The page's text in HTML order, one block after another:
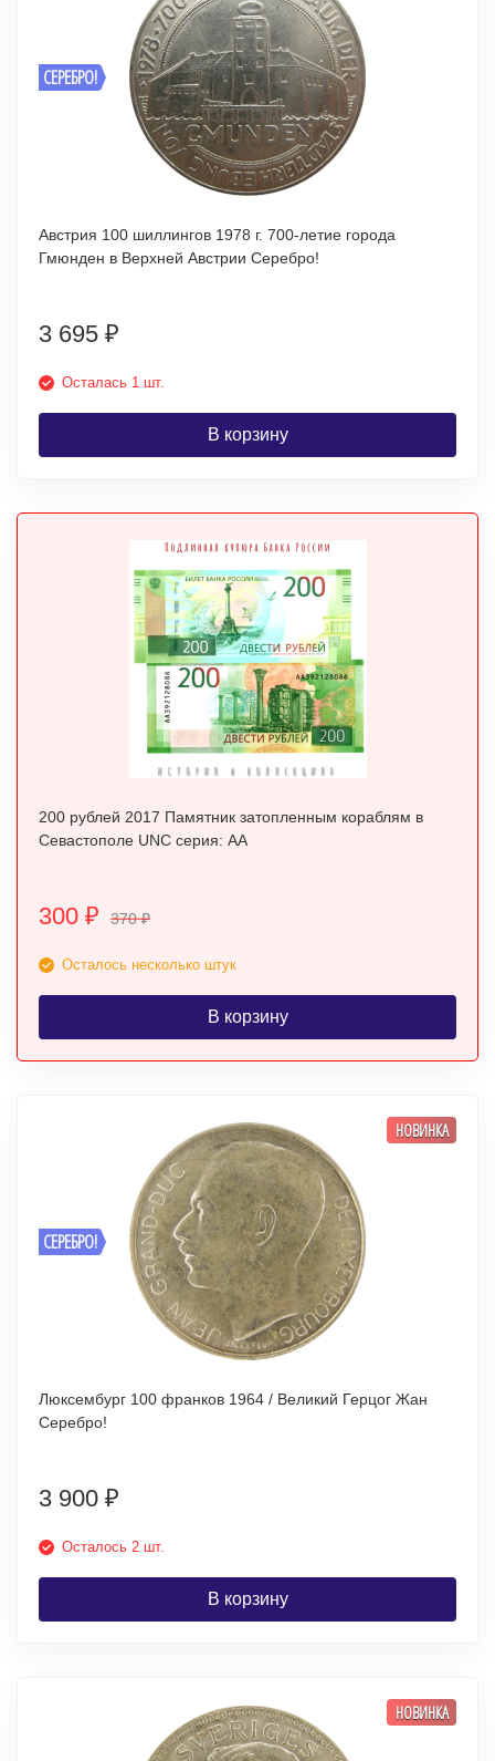
СЕРЕБРО!
Австрия 100 шиллингов 1978 г. 700-летие города
Гмюнден в Верхней Австрии Серебро!
3 695 ₽
Осталась 1 шт.
В корзину
200 рублей 2017 Памятник затопленным кораблям в
Севастополе UNC серия: АА
300 ₽ 370₽
Осталось несколько штук
В корзину
СЕРЕБРО!
НОВИНКА
Люксембург 100 франков 1964 / Великий Герцог Жан
Серебро!
3 900 ₽
Осталось 2 шт.
В корзину
НОВИНКА